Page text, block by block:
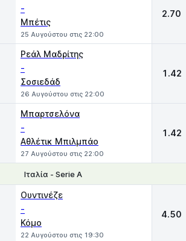
-
Μπέτις
25 Αυγούστου στις 22:00
2.70
Ρεάλ Μαδρίτης
-
Σοσιεδάδ
26 Αυγούστου στις 22:00
1.42
Μπαρτσελόνα
-
Αθλέτικ Μπιλμπάο
27 Αυγούστου στις 22:00
1.42
Ιταλία - Serie A
Ουντινέζε
-
Κόμο
22 Αυγούστου στις 19:30
4.50